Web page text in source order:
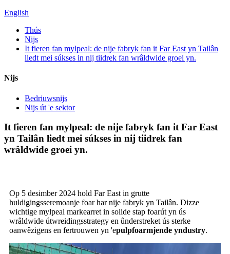
English
Thús
Nijs
It fieren fan mylpeal: de nije fabryk fan it Far East yn Tailân
liedt mei súkses in nij tiidrek fan wrâldwide groei yn.
Nijs
Bedriuwsnijs
Nijs út 'e sektor
It fieren fan mylpeal: de nije fabryk fan it Far East
yn Tailân liedt mei súkses in nij tiidrek fan
wrâldwide groei yn.
Op 5 desimber 2024 hold Far East in grutte
huldigingsseremoanje foar har nije fabryk yn Tailân. Dizze
wichtige mylpeal markearret in solide stap foarút yn ús
wrâldwide útwreidingsstrategy en ûnderstreket ús sterke
oanwêzigens en fertrouwen yn 'epulpfoarmjende yndustry.